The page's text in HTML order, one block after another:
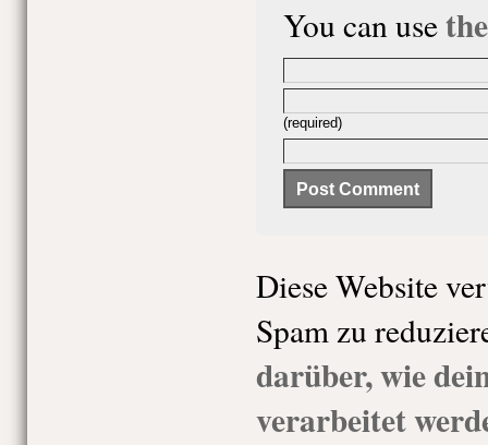
You can use
(required)
Diese Website
Spam zu
darüber, wie
verarbeitet